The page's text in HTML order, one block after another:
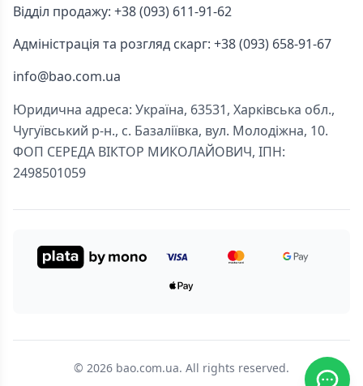
Відділ продажу: +38 (093) 611-91-62
Адміністрація та розгляд скарг: +38 (093) 658-91-67
info@bao.com.ua
Юридична адреса: Україна, 63531, Харківська обл.,
Чугуївський р-н., с. Базаліївка, вул. Молодіжна, 10.
ФОП СЕРЕДА ВІКТОР МИКОЛАЙОВИЧ, ІПН:
2498501059
© 2026 bao.com.ua. All rights reserved.